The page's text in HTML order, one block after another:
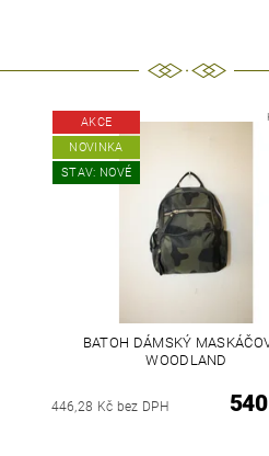
AKCE
NOVINKA
STAV: NOVÉ
BATOH DÁMSKÝ
WOODLAND
446,28 Kč bez DPH